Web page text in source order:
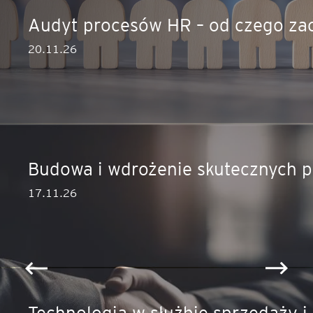
Audyt procesów HR – od czego
20.11.26
Budowa i wdrożenie skutecznych
17.11.26